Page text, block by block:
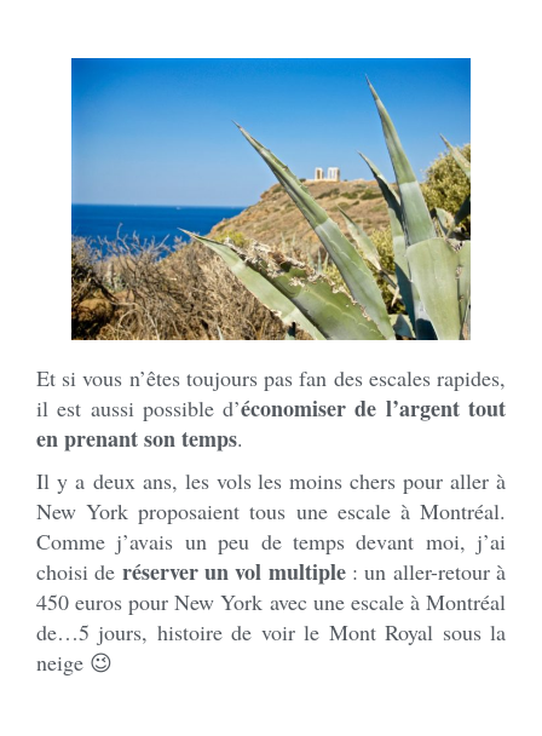
Et si vous n’êtes toujours pas fan des escales rapides,
il est aussi possible d’économiser de l’argent tout
en prenant son temps.
Il y a deux ans, les vols les moins chers pour aller à
New York proposaient tous une escale à Montréal.
Comme j’avais un peu de temps devant moi, j’ai
choisi de réserver un vol multiple: un aller-retour à
450 euros pour New York avec une escale à Montréal
de…5 jours, histoire de voir le Mont Royal sous la
neige 😉